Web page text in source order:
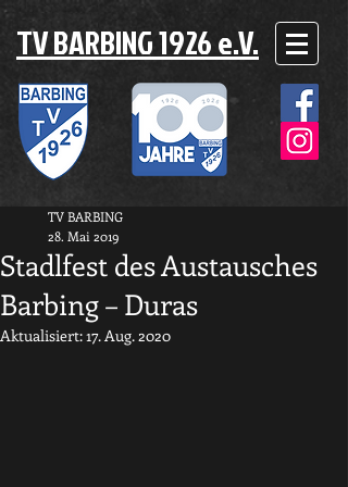
TV BARBING 1926 e.V.
Stadlfest des Austausches
Barbing – Duras
TV BARBING
28. Mai 2019
Aktualisiert:17. Aug. 2020